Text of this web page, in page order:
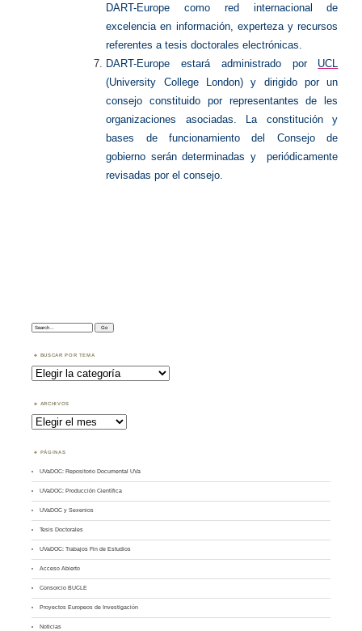
DART-Europe como red internacional de
excelencia en información, experteza y recursos
referentes a tesis doctorales electrónicas.
DART-Europe estará administrado por UCL
(University College London) y dirigido por un
consejo constituido por representantes de les
organizaciones asociadas. La constitución y
bases de funcionamiento del Consejo de
gobierno serán determinadas y periódicamente
revisadas por el consejo.
Search:
BUSCAR POR TEMA
Buscar
por
Tema
ARCHIVOS
Archivos
PÁGINAS
UVaDOC: Repositorio Documental UVa
UVaDOC: Producción Científica
UVaDOC y Sexenios
Tesis Doctorales
UVaDOC: Trabajos Fin de Estudios
Acceso Abierto
Consorcio BUCLE
Proyectos Europeos de Investigación
Noticias